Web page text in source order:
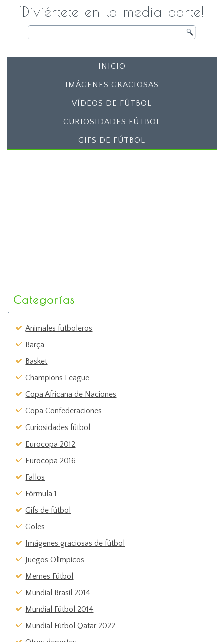
¡Diviértete en la media parte!
INICIO
IMÁGENES GRACIOSAS
VÍDEOS DE FÚTBOL
CURIOSIDADES FÚTBOL
GIFS DE FÚTBOL
Categorías
Animales futboleros
Barça
Basket
Champions League
Copa Africana de Naciones
Copa Confederaciones
Curiosidades fútbol
Eurocopa 2012
Eurocopa 2016
Fallos
Fórmula 1
Gifs de fútbol
Goles
Imágenes graciosas de fútbol
Juegos Olímpicos
Memes Fútbol
Mundial Brasil 2014
Mundial Fútbol 2014
Mundial Fútbol Qatar 2022